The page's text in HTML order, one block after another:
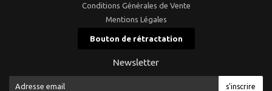
Conditions Générales de Vente
Mentions Légales
Bouton de rétractation
Newsletter
s'inscrire